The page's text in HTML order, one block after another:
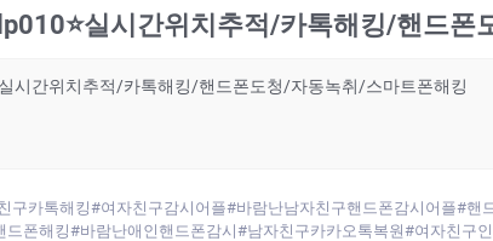
실시간위치추적/카톡해킹/핸드
시간위치추적/카톡해킹/핸드폰도청/자동녹취/스마트폰해킹
구카톡해킹#여자친구감시어플#바람난남자친구핸드폰감시어플#
폰해킹#바람난애인핸드폰감시#남자친구카카오톡복원#여자친구